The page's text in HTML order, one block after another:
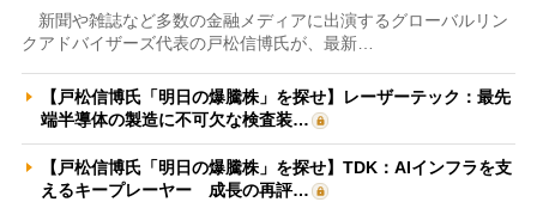
新聞や雑誌など多数の金融メディアに出演するグローバルリン
クアドバイザーズ代表の戸松信博氏が、最新…
【戸松信博氏「明日の爆騰株」を探せ】レーザーテック：最先
端半導体の製造に不可欠な検査装…
【戸松信博氏「明日の爆騰株」を探せ】TDK：AIインフラを支
えるキープレーヤー 成長の再評…